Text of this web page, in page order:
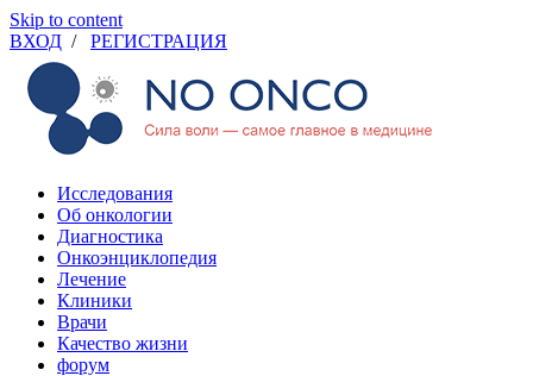
Skip to content
ВХОД / РЕГИСТРАЦИЯ
Исследования
Об онкологии
Диагностика
Онкоэнциклопедия
Лечение
Клиники
Врачи
Качество жизни
форум